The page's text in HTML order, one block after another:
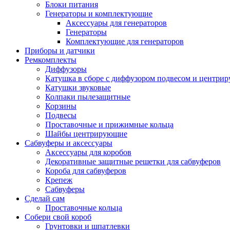
Блоки питания
Генераторы и комплектующие
Аксессуары для генераторов
Генераторы
Комплектующие для генераторов
Приборы и датчики
Ремкомплекты
Диффузоры
Катушка в сборе с диффузором подвесом и
Катушки звуковые
Колпаки пылезащитные
Корзины
Подвесы
Проставочные и прижимные кольца
Шайбы центрирующие
Сабвуферы и аксессуары
Аксессуары для коробов
Декоративные защитные решетки для сабвуферов
Короба для сабвуферов
Крепеж
Сабвуферы
Сделай сам
Проставочные кольца
Собери свой короб
Грунтовки и шпатлевки